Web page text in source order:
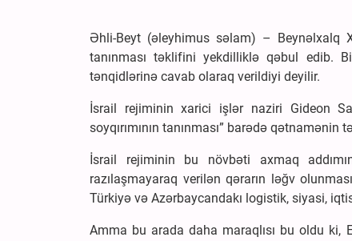
Əhli-Beyt (əleyhimus səlam) – Beynəlxalq
tanınması təklifini yekdilliklə qəbul edib.
tənqidlərinə cavab olaraq verildiyi deyilir.
İsrail rejiminin xarici işlər naziri Gideon
soyqırımının tanınması” barədə
İsrail rejiminin bu növbəti axmaq
razılaşmayaraq verilən qərarın ləğv
Türkiyə və Azərbaycandakı logistik, siyasi,
Amma bu arada daha maraqlısı bu oldu ki,